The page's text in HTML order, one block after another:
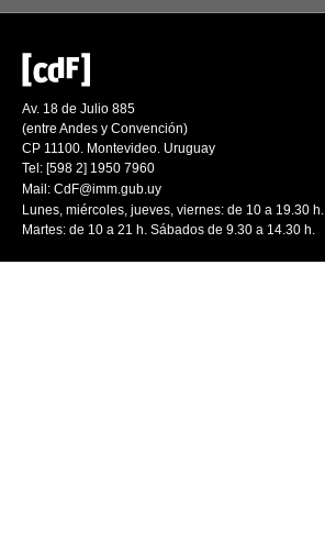
Av. 18 de Julio 885
(entre Andes y Convención)
CP 11100. Montevideo. Uruguay
Tel: [598 2] 1950 7960
Mail: CdF@imm.gub.uy
Lunes, miércoles, jueves, viernes: de 10 a 19.30 h.
Martes: de 10 a 21 h. Sábados de 9.30 a 14.30 h.